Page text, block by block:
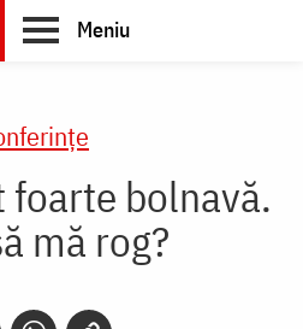
Meniu
foarte bolnavă.
mă rog?